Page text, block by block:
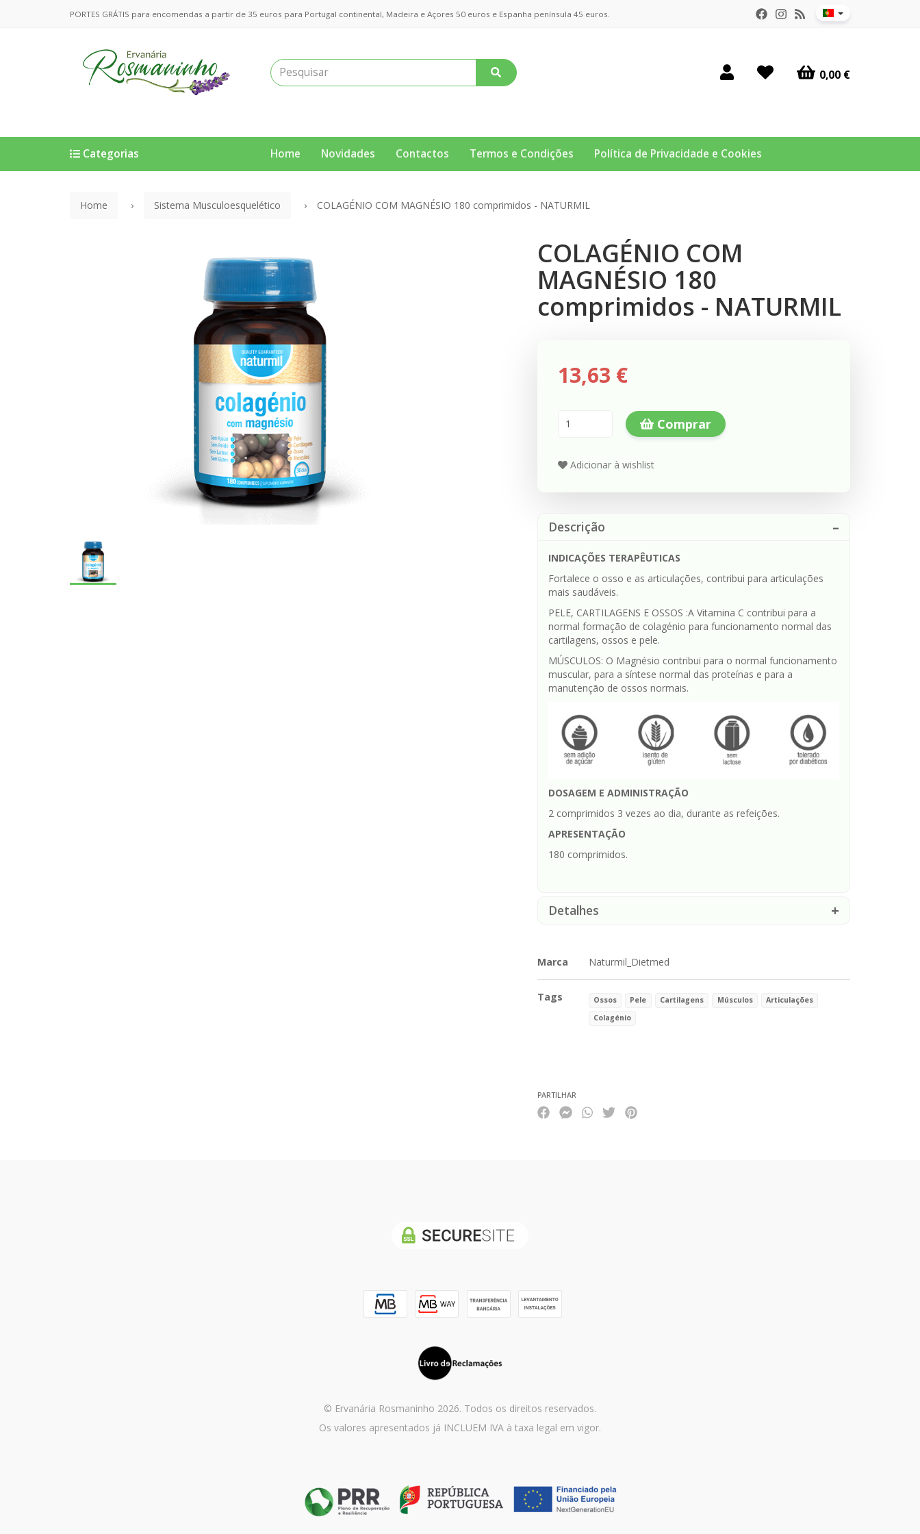
PORTES GRÁTIS para encomendas a partir de 35 euros para Portugal continental, Madeira e Açores 50 euros e Espanha península 45 euros.
0,00 €
Home Novidades Contactos Termos e Condições Política de Privacidade e Cookies
Categorias
Home Sistema Musculoesquelético COLAGÉNIO COM MAGNÉSIO 180 comprimidos - NATURMIL
COLAGÉNIO COM
MAGNÉSIO 180
comprimidos - NATURMIL
13,63 €
Comprar
Adicionar à wishlist
Descrição
INDICAÇÕES TERAPÊUTICAS
Fortalece o osso e as articulações, contribui para articulações
mais saudáveis.
PELE, CARTILAGENS E OSSOS :A Vitamina C contribui para a
normal formação de colagénio para funcionamento normal das
cartilagens, ossos e pele.
MÚSCULOS: O Magnésio contribui para o normal funcionamento
muscular, para a síntese normal das proteínas e para a
manutenção de ossos normais.
DOSAGEM E ADMINISTRAÇÃO
2 comprimidos 3 vezes ao dia, durante as refeições.
APRESENTAÇÃO
180 comprimidos.
Detalhes
Marca Naturmil_Dietmed
Tags Ossos Pele Cartilagens Músculos
Articulações
Colagénio
PARTILHAR
© Ervanária Rosmaninho 2026. Todos os direitos reservados.
Os valores apresentados já INCLUEM IVA à taxa legal em vigor.